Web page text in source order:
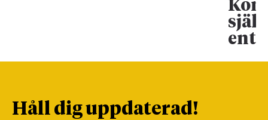
Håll dig uppdaterad!